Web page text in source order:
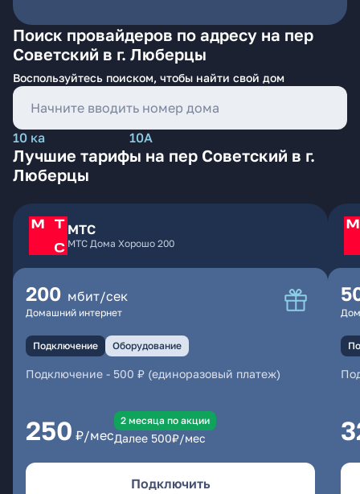
Поиск провайдеров по адресу на пер
Советский в г. Люберцы
Воспользуйтесь поиском, чтобы найти свой дом
10 ка 10А
Лучшие тарифы на пер Советский в г.
Люберцы
МТС
МТС Дома Хорошо 200
200 мбит/сек
Домашний интернет
Подключение Оборудование
Подключение - 500 ₽ (единоразовый платеж)
250 ₽/мес
2 месяцa по акции
Далее 500₽/мес
Подключить